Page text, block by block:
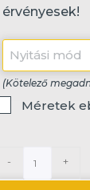
érvényesek!
Nyitási
mód
(Kötelező)
Tartományból
Méretek
- +